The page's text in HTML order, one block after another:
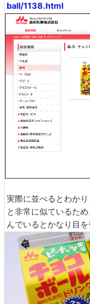
ball/1138.html
実際に並べるとわか
と非常に似ているた
んでいるとかなり目を